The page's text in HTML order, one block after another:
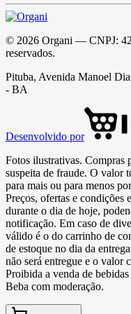
© 2026 Organi — CNPJ:
reservados.
Pituba, Avenida Manoel
- BA
Desenvolvido por
Fotos ilustrativas. Compras
suspeita de fraude. O valor
para mais ou para menos
Preços, ofertas e condições
durante o dia de hoje,
notificação. Em caso de
válido é o do carrinho de
de estoque no dia da
não será entregue e o valor
Proibida a venda de
Beba com moderação.